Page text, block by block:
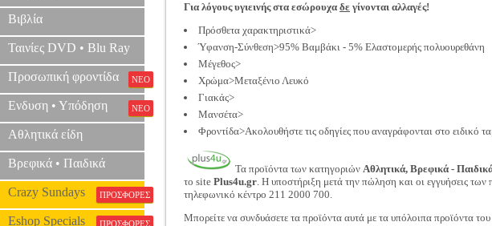
Βιβλία
Ταινίες DVD • Blu Ray
Προσωπική φροντίδα ΝΕΟ
Ενδυση • Υπόδηση ΝΕΟ
Αθλητικά είδη
Βρεφικά • Παιδικά
Crazy Sundays ΠΡΟΣΦΟΡΕΣ
Eshop Specials ΠΡΟΣΦΟΡΕΣ
Για λόγους υγιεινής στα εσώρουχα δε γίνονται αλλαγές!
Πρόσθετα χαρακτηριστικά>
Ύφανση-Σύνθεση>95% Βαμβάκι - 5% Ελαστομερής πολυουρεθάνη
Μέγεθος>
Χρώμα>Μεταξένιο Λευκό
Γιακάς>
Μανσέτα>
Φροντίδα>Ακολουθήστε τις οδηγίες που αναγράφονται στο ειδικό
Τα προϊόντα των κατηγοριών Αθλητικά, Βρεφικά -
το site Plus4u.gr. Η υποστήριξη μετά την πώληση και οι εγγυήσεις
τηλεφωνικό κέντρο 211 2000 700.
Μπορείτε να συνδυάσετε τα προϊόντα αυτά με τα υπόλοιπα προϊόντα